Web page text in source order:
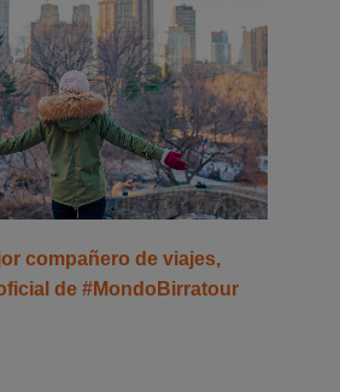
compañero de viajes,
de #MondoBirratour